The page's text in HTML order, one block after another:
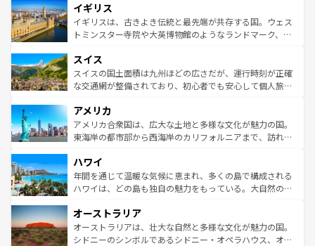
いる。シャンパンの発祥地であるランス、プロヴァンスの
香り高いラベンダー畑など、多彩な楽しみ方が可能だ。さ
らに、パリ以外の地域にも魅力が溢れており、どの街角に
れる地方に足を運ぶとそれぞれで全く異なる文化を体験で
きるだろう。 なお、新着のフランス情報はコンテンツ一覧
を参照してほしい。
顔を持つこの国は、どこを歩いても飽きることがない。ベ
ルリンの文化的活気、バイエルン州のアルプスの絶景、そ
してライン川沿いのワイン畑といった風景は必見。ビール
は、お酒好きな人にはぜひ体験してほしい。 なお、新着の
ドイツ情報はコンテンツ一覧を参照してほしい。
イギリス
イギリスは、古きよき伝統と最先端が共存する国。ウェス
トミンスター寺院や大英博物館のようなランドマーク、歴
リアごとに異なる魅力がある。また、優雅なアフタヌーン
ティー、ビール好きにはたまらない英国パブ、サッカー観
戦など、本場だからこそできる体験も豊富。イギリスを旅
ンツ一覧を参照してほしい。
スイス
スイスの国土面積は九州ほどの広さだが、運行時刻が正確
な交通網が整備されており、初心者でも安心して個人旅行
の建物がそのまま残る町や、スイスならではのユニークな
博物館もあり、アルプス観光だけでなく町歩きも満喫する
ことができる。国民の所得が高いため物価も高いが、旅行
ば市内交通費無料で観光を楽しむこともできる。 なお、新
着のスイス情報はコンテンツ一覧 を参照してほしい。
アメリカ
アメリカ合衆国は、広大な土地と多様な文化が魅力の国。
東海岸の都市部から西海岸のカリフォルニアまで、訪れる
のような巨大都市は、観光、ショッピング、エンターテイ
ンメントが詰まった刺激的なスポットだ。一方、アメリカ
西部には大自然が広がり、グランドキャニオンやイエロー
部のニューオーリンズでは、音楽と美食が融合した独特の
文化が魅力。旅行者はアメリカの各地域で異なる魅力を楽
しみながら、その多様性と豊かな歴史を感じることができ
ハワイ
年間を通じて温暖な気候に恵まれ、多くの島で構成される
ハワイは、どの島も独自の魅力をもっている。大自然の神
ワイ島は見逃せない。また、定番の観光地といえばオアフ
島だが、静かな自然を求めるならマウイ島やカウアイ島が
おすすめ。エメラルドグリーンに輝く海をはじめ、豊かな
オーストラリア
オーストラリアは、壮大な自然と多様な文化が魅力の国。
シドニーのシンボルであるシドニー・オペラハウス、オー